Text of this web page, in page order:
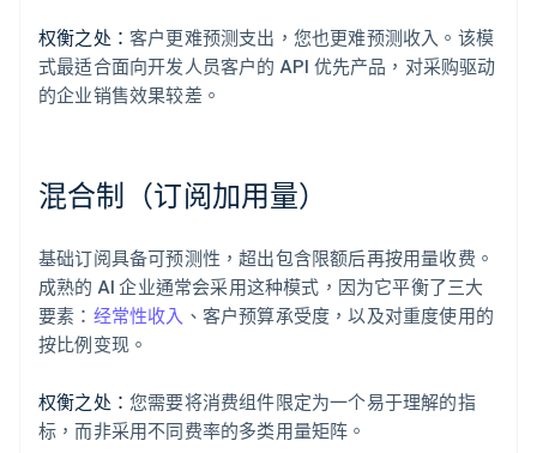
权衡之处： 客户更难预测支出，您也更难预测收入。该模
式最适合面向开发人员客户的 API 优先产品，对采购驱动
的企业销售效果较差。
混合制（订阅加用量）
基础订阅具备可预测性，超出包含限额后再按用量收费。
成熟的 AI 企业通常会采用这种模式，因为它平衡了三大
要素： 经常性收入 、客户预算承受度，以及对重度使用的
按比例变现。
权衡之处： 您需要将消费组件限定为一个易于理解的指
标，而非采用不同费率的多类用量矩阵。